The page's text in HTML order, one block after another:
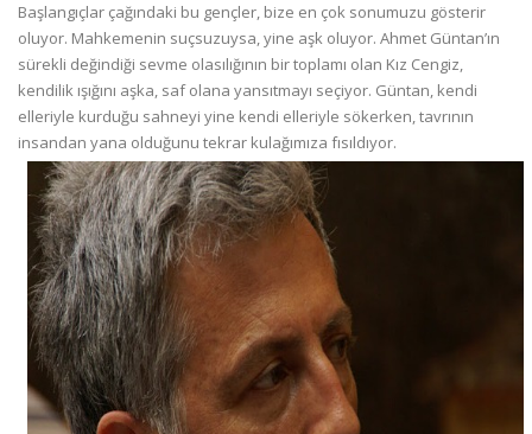
Başlangıçlar çağındaki bu gençler, bize en çok sonumuzu gösterir
oluyor. Mahkemenin suçsuzuysa, yine aşk oluyor. Ahmet Güntan’ın
sürekli değindiği sevme olasılığının bir toplamı olan Kız Cengiz,
kendilik ışığını aşka, saf olana yansıtmayı seçiyor. Güntan, kendi
elleriyle kurduğu sahneyi yine kendi elleriyle sökerken, tavrının
insandan yana olduğunu tekrar kulağımıza fısıldıyor.